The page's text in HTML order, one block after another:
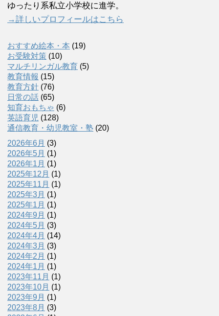
ゆったり系私立小学校に進学。
→詳しいプロフィールはこちら
おすすめ絵本・本 (19)
お受験対策 (10)
マルチリンガル教育 (5)
教育情報 (15)
教育方針 (76)
日常の話 (65)
知育おもちゃ (6)
英語育児 (128)
通信教育・幼児教室・塾 (20)
2026年6月 (3)
2026年5月 (1)
2026年1月 (1)
2025年12月 (1)
2025年11月 (1)
2025年3月 (1)
2025年1月 (1)
2024年9月 (1)
2024年5月 (3)
2024年4月 (14)
2024年3月 (3)
2024年2月 (1)
2024年1月 (1)
2023年11月 (1)
2023年10月 (1)
2023年9月 (1)
2023年8月 (3)